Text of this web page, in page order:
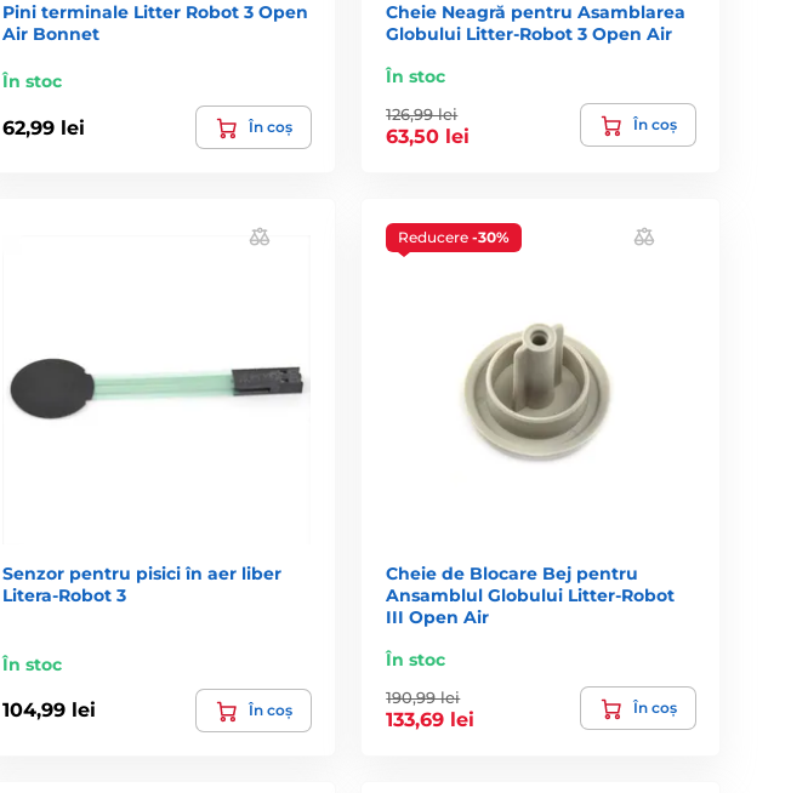
Pini terminale Litter Robot 3 Open
Air Bonnet
În stoc
62,99 lei În coș
Cheie Neagră pentru Asamblarea
Globului Litter-Robot 3 Open Air
În stoc
126,99 lei
63,50 lei
În coș
Senzor pentru pisici în aer liber
Litera-Robot 3
În stoc
104,99 lei În coș
Reducere-30%
Cheie de Blocare Bej pentru
Ansamblul Globului Litter-Robot
III Open Air
În stoc
190,99 lei
133,69 lei
În coș